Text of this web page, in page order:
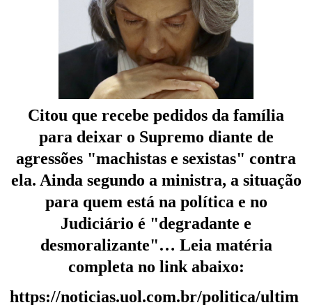
Citou que recebe pedidos da família
para deixar o Supremo diante de
agressões "machistas e sexistas" contra
ela. Ainda segundo a ministra, a situação
para quem está na política e no
Judiciário é "degradante e
desmoralizante"… Leia matéria
completa no link abaixo:
https://noticias.uol.com.br/politica/ultim